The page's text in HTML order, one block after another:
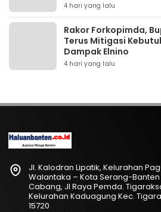
4 hari yang lalu
Rakor Forkopimda,
Terus Mitigasi
Dampak Elnino
4 hari yang lalu
Jl. Kalodran Lipatik, Kelurahan
Walantaka – Kota Serang-
Cabang, Jl Raya Pemda.
Kelurahan Kaduagung Kec.
15720